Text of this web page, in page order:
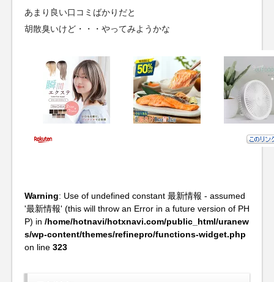
あまり良い口コミばかりだと
胡散臭いけど・・・やってみようかな
Warning: Use of undefined constant 最新情報 - assumed
'最新情報' (this will throw an Error in a future version of PH
P) in /home/hotnavi/hotxnavi.com/public_html/uranew
s/wp-content/themes/refinepro/functions-widget.php
on line 323